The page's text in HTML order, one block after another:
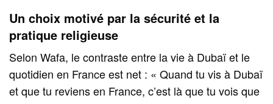
Un choix motivé par la sécurité et la
pratique religieuse
Selon Wafa, le contraste entre la vie à Dubaï et le
quotidien en France est net : « Quand tu vis à Dubaï
et que tu reviens en France, c’est là que tu vois que